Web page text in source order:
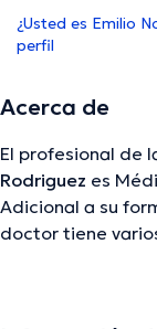
¿Usted es Emilio
perfil
Acerca de
El profesional de
Rodriguez es
Adicional a su
doctor tiene